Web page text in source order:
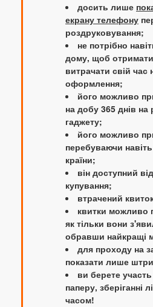
досить лише
екрану телефону
роздруковування;
не потрібно
дому, щоб отримати
витрачати свій час
оформлення;
його можливо
на добу 365 днів на
гаджету;
його можливо
перебуваючи
країни;
він доступний
купування;
втрачений
квитки можливо
як тільки вони
обравши найкращі
для проходу на
показати лише
ви берете участь
паперу, зберіганні
часом!